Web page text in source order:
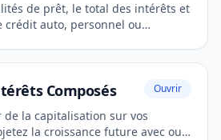
de prêt, le total des intérêts et
crédit auto, personnel ou
Composés Ouvrir
de la capitalisation sur vos
la croissance future avec ou